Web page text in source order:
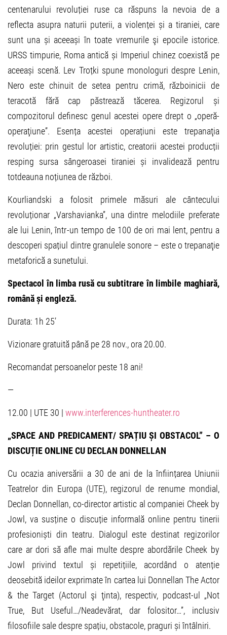
centenarului revoluției ruse ca răspuns la nevoia de a
reflecta asupra naturii puterii, a violenței și a tiraniei, care
sunt una și aceeași în toate vremurile şi epocile istorice.
URSS timpurie, Roma antică și Imperiul chinez coexistă pe
aceeași scenă. Lev Troțki spune monologuri despre Lenin,
Nero este chinuit de setea pentru crimă, războinicii de
teracotă fără cap păstrează tăcerea. Regizorul și
compozitorul definesc genul acestei opere drept o „operă-
operaţiune”. Esența acestei operațiuni este trepanaţia
revoluției: prin gestul lor artistic, creatorii acestei producții
resping sursa sângeroasei tiraniei și invalidează pentru
totdeauna noțiunea de război.
Kourliandski a folosit primele măsuri ale cântecului
revoluționar „Varshavianka”, una dintre melodiile preferate
ale lui Lenin, într-un tempo de 100 de ori mai lent, pentru a
descoperi spațiul dintre granulele sonore – este o trepanaţie
metaforică a sunetului.
Spectacol în limba rusă cu subtitrare în limbile maghiară,
română și engleză.
Durata: 1h 25’
Vizionare gratuită până pe 28 nov., ora 20.00.
Recomandat persoanelor peste 18 ani!
—
12.00 | UTE 30 | www.interferences-huntheater.ro
„SPACE AND PREDICAMENT/ SPAȚIU ȘI OBSTACOL” – O
DISCUȚIE ONLINE CU DECLAN DONNELLAN
Cu ocazia aniversării a 30 de ani de la înființarea Uniunii
Teatrelor din Europa (UTE), regizorul de renume mondial,
Declan Donnellan, co-director artistic al companiei Cheek by
Jowl, va susține o discuție informală online pentru tinerii
profesioniști din teatru. Dialogul este destinat regizorilor
care ar dori să afle mai multe despre abordările Cheek by
Jowl privind textul și repetițiile, acordând o atenție
deosebită ideilor exprimate în cartea lui Donnellan The Actor
& the Target (Actorul şi ţinta), respectiv, podcast-ul „Not
True, But Useful…/Neadevărat, dar folositor…”, inclusiv
filosofiile sale despre spațiu, obstacole, praguri și întâlniri.